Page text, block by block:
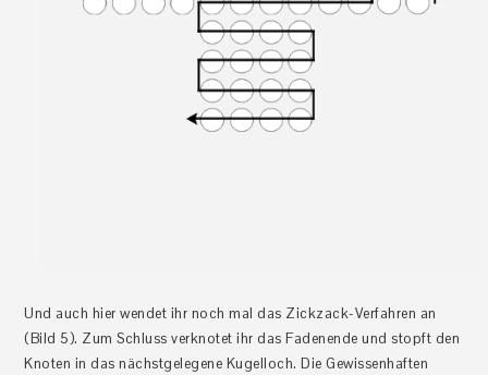
Und auch hier wendet ihr noch mal das Zickzack-Verfahren an
(Bild 5). Zum Schluss verknotet ihr das Fadenende und stopft den
Knoten in das nächstgelegene Kugelloch. Die Gewissenhaften